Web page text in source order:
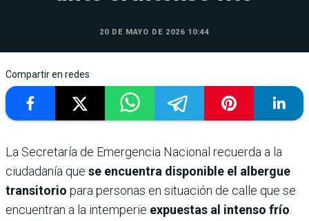
20 DE MAYO DE 2026 10:44
Compartir en redes
La Secretaría de Emergencia Nacional recuerda a la
ciudadanía que se encuentra disponible el albergue
transitorio para personas en situación de calle que se
encuentran a la intemperie expuestas al intenso frío